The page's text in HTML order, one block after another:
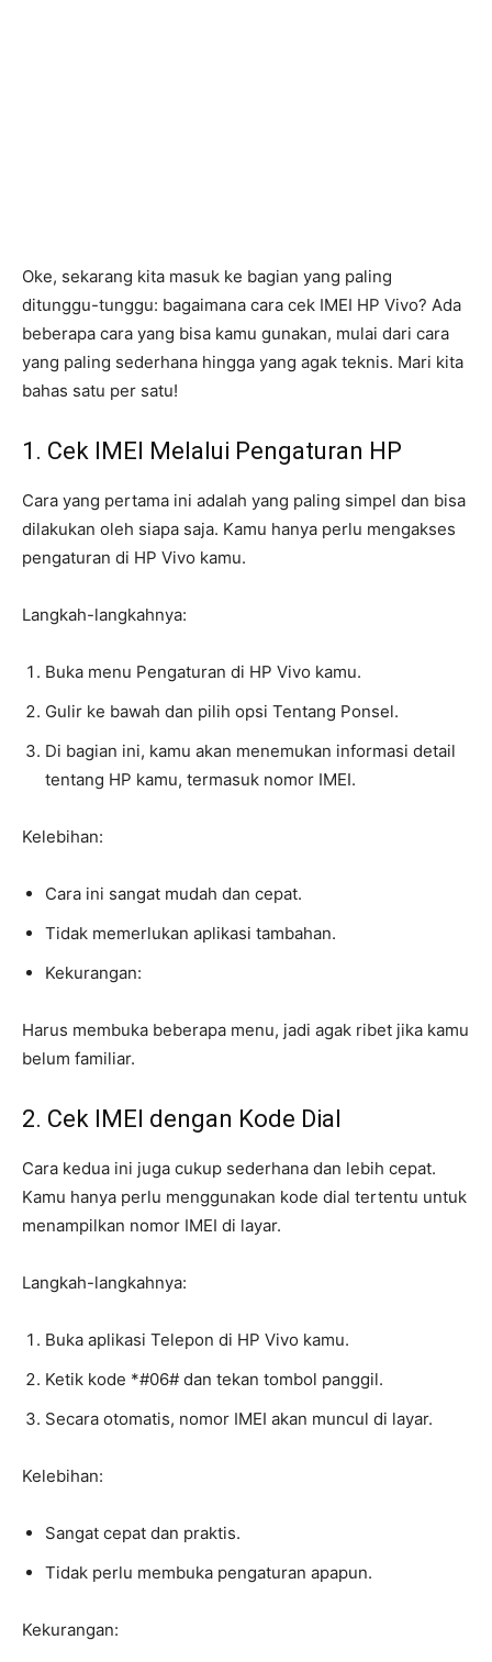
Oke, sekarang kita masuk ke bagian yang paling
ditunggu-tunggu: bagaimana cara cek IMEI HP Vivo? Ada
beberapa cara yang bisa kamu gunakan, mulai dari cara
yang paling sederhana hingga yang agak teknis. Mari kita
bahas satu per satu!
1. Cek IMEI Melalui Pengaturan HP
Cara yang pertama ini adalah yang paling simpel dan bisa
dilakukan oleh siapa saja. Kamu hanya perlu mengakses
pengaturan di HP Vivo kamu.
Langkah-langkahnya:
Buka menu Pengaturan di HP Vivo kamu.
Gulir ke bawah dan pilih opsi Tentang Ponsel.
Di bagian ini, kamu akan menemukan informasi detail
tentang HP kamu, termasuk nomor IMEI.
Kelebihan:
Cara ini sangat mudah dan cepat.
Tidak memerlukan aplikasi tambahan.
Kekurangan:
Harus membuka beberapa menu, jadi agak ribet jika kamu
belum familiar.
2. Cek IMEI dengan Kode Dial
Cara kedua ini juga cukup sederhana dan lebih cepat.
Kamu hanya perlu menggunakan kode dial tertentu untuk
menampilkan nomor IMEI di layar.
Langkah-langkahnya:
Buka aplikasi Telepon di HP Vivo kamu.
Ketik kode *#06# dan tekan tombol panggil.
Secara otomatis, nomor IMEI akan muncul di layar.
Kelebihan:
Sangat cepat dan praktis.
Tidak perlu membuka pengaturan apapun.
Kekurangan: